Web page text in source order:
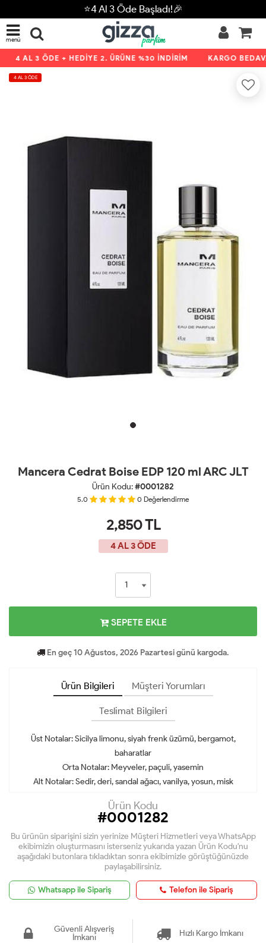
⭐4 Al 3 Öde Başladı!🎉
menü
4 AL 3 ÖDE + HEDİYE 2. ÜRÜNE %30 İNDİRİM KARGO
4 AL 3 ÖDE
Mancera Cedrat Boise EDP 120 ml ARC JLT
Ürün Kodu:#0001282
5.0 0 Değerlendirme
2,850TL
4 AL 3 ÖDE
SEPETE EKLE
En geç 10 Ağustos, 2026 Pazartesi günü kargoda.
Ürün Bilgileri Müşteri Yorumları
Teslimat Bilgileri
Üst Notalar: Sicilya limonu, siyah frenk üzümü, bergamot,
baharatlar
Orta Notalar: Meyveler, paçuli, yasemin
Alt Notalar: Sedir, deri, sandal ağacı, vanilya, yosun, misk
Ürün Kodu
#0001282
Bu ürünün siparişini sizin yerinize Müşteri Hizmetleri veya WhatsApp
ekibimizin oluşturmasını isterseniz yukarıda yazan Ürün Kodu'nu
aşağıdaki butonlara tıkladıktan sonra ekibimizle görüştüğünüzde
paylaşabilirsiniz.
Whatsapp ile Sipariş Telefon ile Sipariş
Güvenli Alışveriş
İmkanı
Hızlı Kargo İmkanı